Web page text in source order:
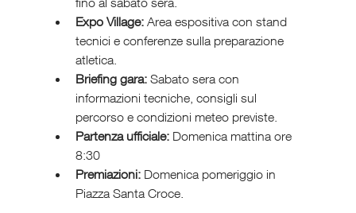
Expo Village: Area espositiva con stand
tecnici e conferenze sulla preparazione
atletica.
Briefing gara: Sabato sera con
informazioni tecniche, consigli sul
percorso e condizioni meteo previste.
Partenza ufficiale: Domenica mattina ore
8:30
Premiazioni: Domenica pomeriggio in
Piazza Santa Croce.